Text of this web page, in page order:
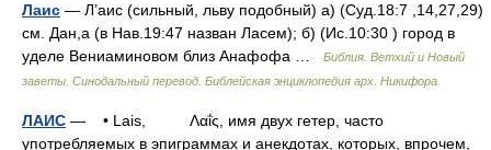
Лаис — Л’аис (сильный, льву подобный) а) (Суд.18:7 ,14,27,29)
см. Дан,а (в Нав.19:47 назван Ласем); б) (Ис.10:30 ) город в
уделе Вениаминовом близ Анафофа …
Библия. Ветхий и Новый
заветы. Синодальный перевод. Библейская энциклопедия арх. Никифора.
ЛАИС — • Lais, Λαΐς, имя двух гетер, часто
употребляемых в эпиграммах и анекдотах, которых, впрочем,